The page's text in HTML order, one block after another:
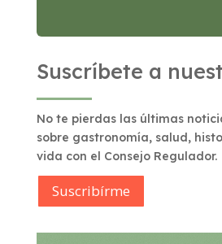
Suscríbete a
No te pierdas las últimas
sobre gastronomía, salud,
vida con el Consejo Regulador.
Suscribírme